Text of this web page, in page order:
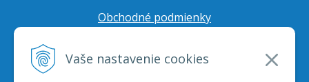
Vaše nastavenie cookies
Obchodné podmienky
Prepravné podmienky